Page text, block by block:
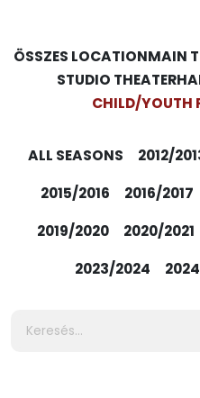
ÖSSZES LOCATIONMAIN
STUDIO THEATER
CHILD/YOUTH
ALL SEASONS 2012/
2015/2016
2016/2017
2019/2020
2020/2021
2023/2024